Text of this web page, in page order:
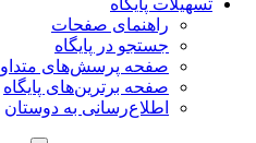
تسهیلات پایگاه
راهنمای صفحات
جستجو در پایگاه
صفحه پرسش‌های متداول
صفحه برترین‌های پایگاه
اطلاع‌رسانی به دوستان